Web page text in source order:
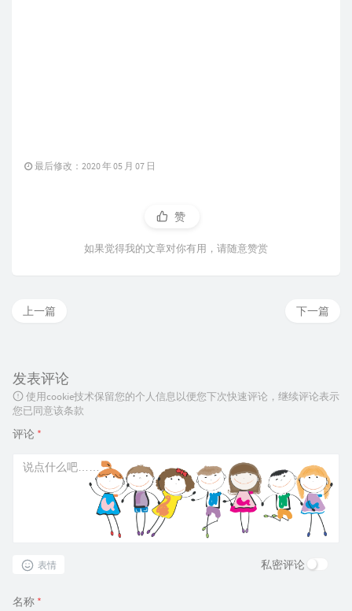
最后修改：2020 年 05 月 07 日
赞
如果觉得我的文章对你有用，请随意赞赏
下一篇
上一篇
发表评论
使用cookie技术保留您的个人信息以便您下次快速评论，继续评论表示
您已同意该条款
评论 *
表情 私密评论
名称 *